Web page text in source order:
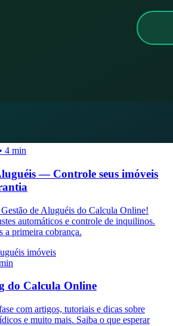
• 4 min
— Controle seus imóveis
de Aluguéis do Calcula Online!
automáticos e controle de inquilinos.
a primeira cobrança.
imóveis
do Calcula Online
com artigos, tutoriais e dicas sobre
e muito mais. Saiba o que esperar